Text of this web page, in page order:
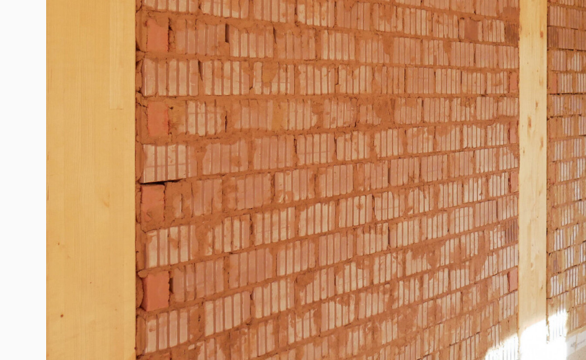
Japankellen
LV-Texte Lehm-Trockenbau